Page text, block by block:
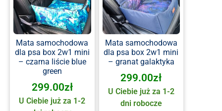
Mata samochodowa
dla psa box 2w1 mini
– czarna liście blue
green
299.00zł
U Ciebie już za 1-2
Mata samochodowa
dla psa box 2w1 mini
– granat galaktyka
299.00zł
U Ciebie już za 1-2
dni robocze